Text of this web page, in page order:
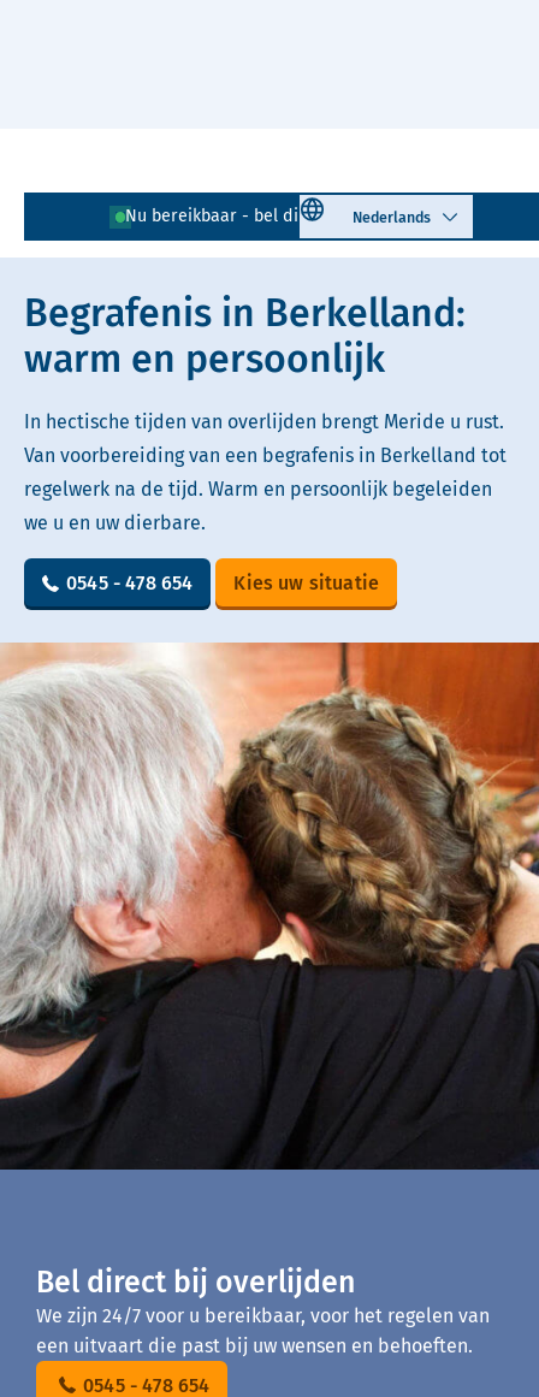
Nu bereikbaar - bel direct! 0545 - 478 654
Select language
Lees voor Uitleg woorden
Simpele tekst
Begrafenis in Berkelland:
warm en persoonlijk
In hectische tijden van overlijden brengt Meride u rust.
Van voorbereiding van een begrafenis in Berkelland tot
regelwerk na de tijd. Warm en persoonlijk begeleiden
we u en uw dierbare.
0545 - 478 654 Kies uw situatie
Bel direct bij overlijden
We zijn 24/7 voor u bereikbaar, voor het regelen van
een uitvaart die past bij uw wensen en behoeften.
0545 - 478 654